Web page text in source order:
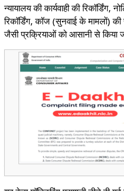
न्यायालय की कार्यवाही की रिकॉर्डिंग,
रिकॉर्डिंग, कॉज (सुनवाई के मामलों)
जैसी प्रक्रियाओं को आसानी से किया